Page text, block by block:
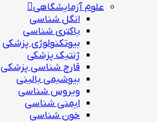
علوم آزمایشگاهی
انگل شناسی
باکتری شناسی
بیوتکنولوژی پزشکی
ژنتيك پزشکی
قارچ شناسی پزشكی
بیوشیمی بالینی
ویروس شناسی
ایمنی شناسی
خون شناسی